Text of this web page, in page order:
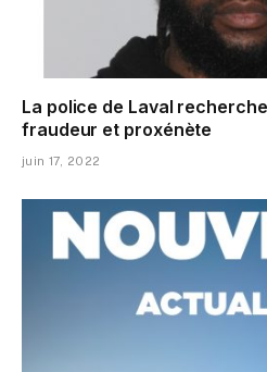
La police de Laval
fraudeur et proxénète
juin 17, 2022